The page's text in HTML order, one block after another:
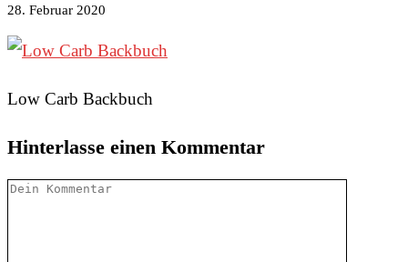
28. Februar 2020
Low Carb Backbuch
Hinterlasse einen Kommentar